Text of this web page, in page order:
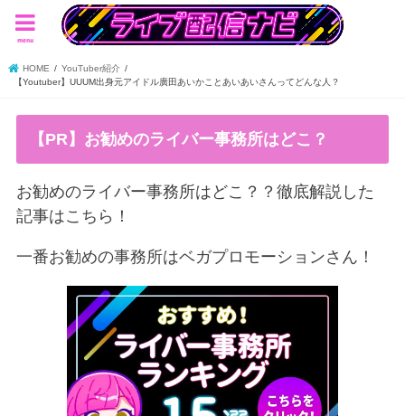
menu
HOME
YouTuber紹介
【Youtuber】UUUM出身元アイドル廣田あいかことあいあいさんってどんな人？
【PR】お勧めのライバー事務所はどこ？
お勧めのライバー事務所はどこ？？徹底解説した
記事はこちら！
一番お勧めの事務所はベガプロモーションさん！